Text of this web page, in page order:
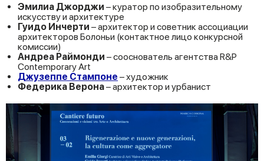
Эмилиа Джорджи – куратор по изобразительному
искусству и архитектуре
Гуидо Инчерти – архитектор и советник ассоциации
архитекторов Болоньи (контактное лицо конкурсной
комиссии)
Андреа Раймонди – сооснователь агентства R&P
Contemporary Art
Джузеппе Стампоне – художник
Федерика Верона– архитектор и урбанист